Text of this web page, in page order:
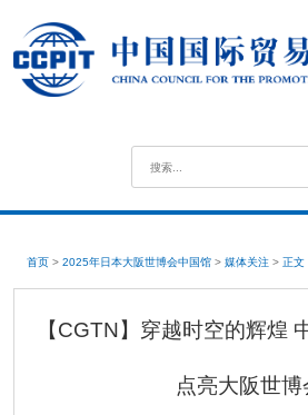
首页 > 2025年日本大阪世博会中国馆 > 媒体关注 > 正文
【CGTN】穿越时空的辉煌
点亮大阪世博